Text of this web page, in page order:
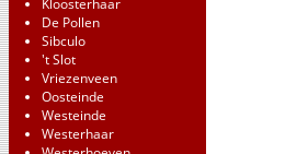
Kloosterhaar
De Pollen
Sibculo
't Slot
Vriezenveen
Oosteinde
Westeinde
Westerhaar